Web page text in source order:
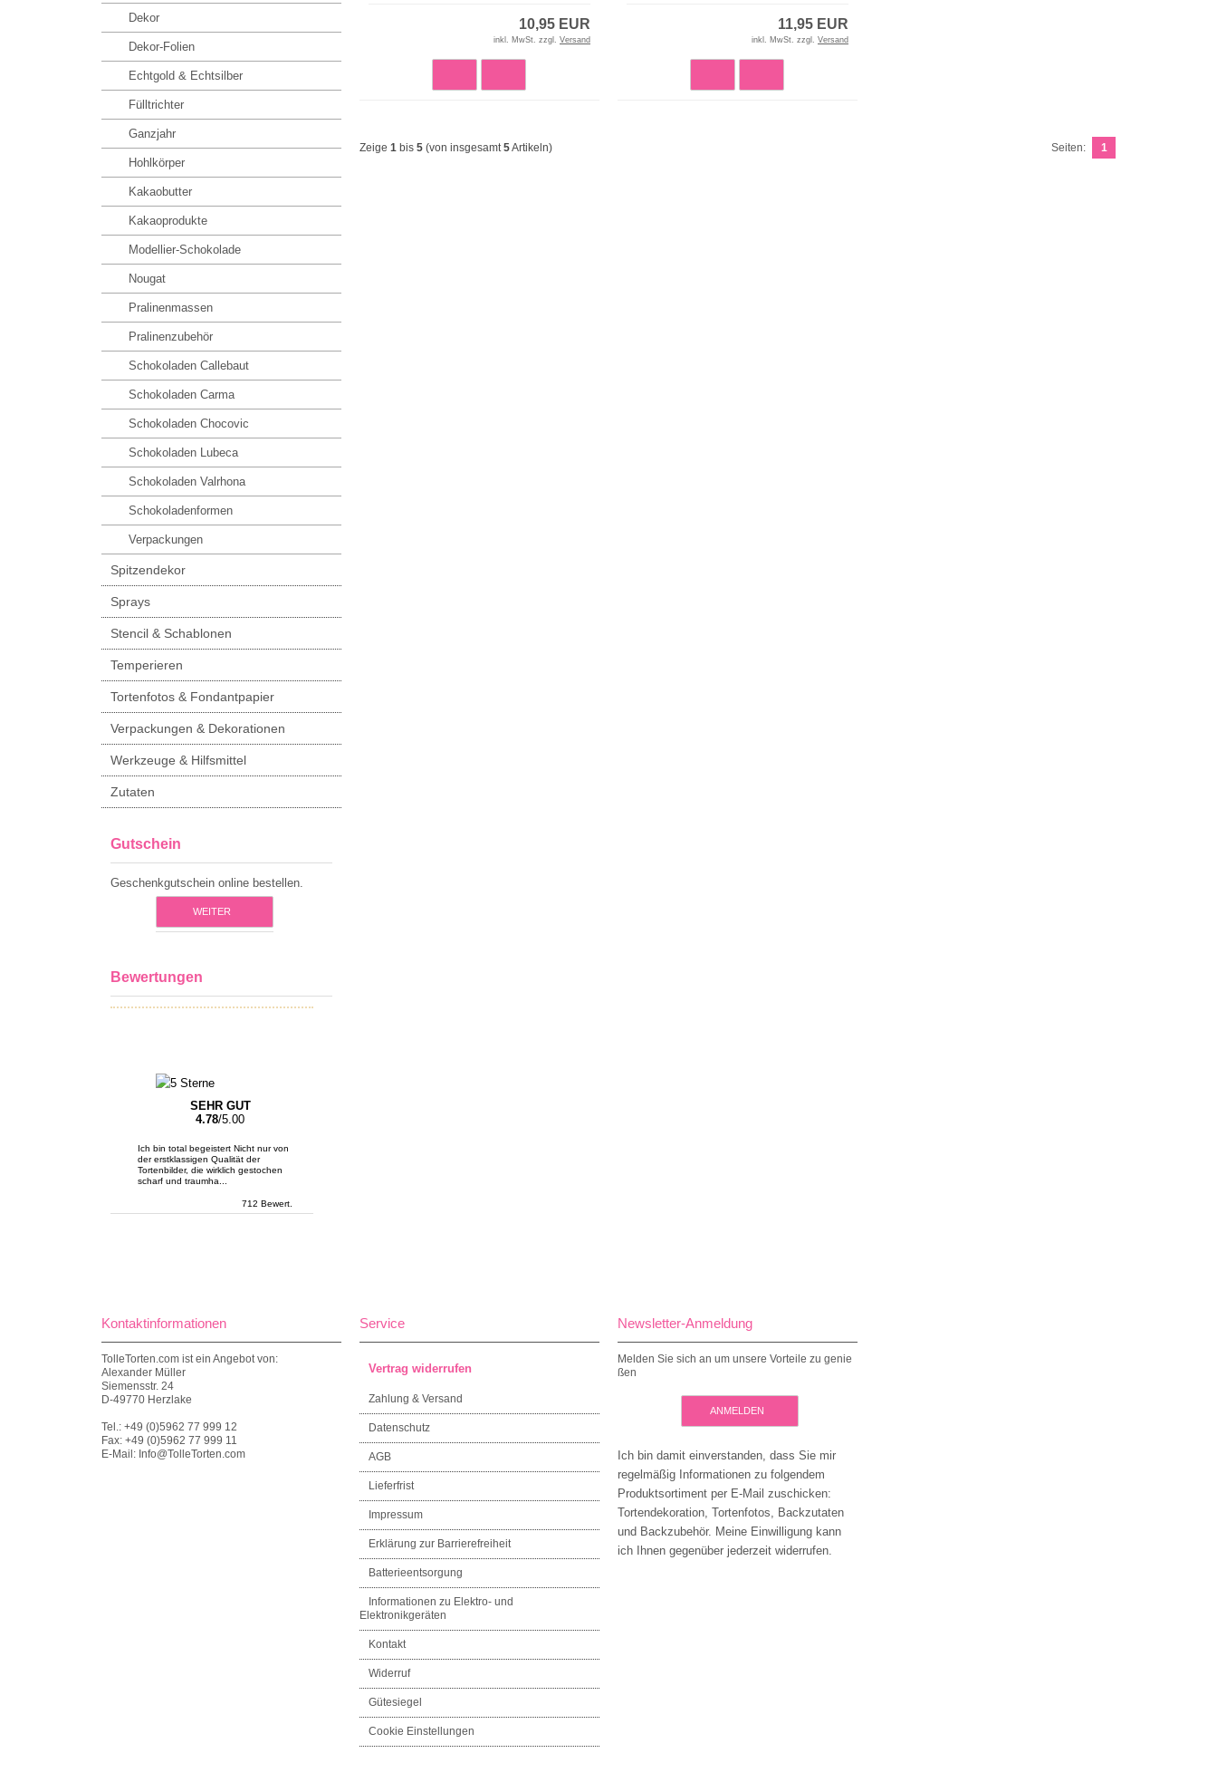
10,95 EUR
inkl. MwSt. zzgl. Versand
11,95 EUR
inkl. MwSt. zzgl. Versand
Zeige 1 bis 5 (von insgesamt5Artikeln) Seiten: 1
Dekor
Dekor-Folien
Echtgold & Echtsilber
Fülltrichter
Ganzjahr
Hohlkörper
Kakaobutter
Kakaoprodukte
Modellier-Schokolade
Nougat
Pralinenmassen
Pralinenzubehör
Schokoladen Callebaut
Schokoladen Carma
Schokoladen Chocovic
Schokoladen Lubeca
Schokoladen Valrhona
Schokoladenformen
Verpackungen
Spitzendekor
Sprays
Stencil & Schablonen
Temperieren
Tortenfotos & Fondantpapier
Verpackungen & Dekorationen
Werkzeuge & Hilfsmittel
Zutaten
Gutschein
Geschenkgutschein online bestellen.
WEITER
Bewertungen
SEHR GUT
4.78/5.00
Ich bin total begeistert Nicht nur von
der erstklassigen Qualität der
Tortenbilder, die wirklich gestochen
scharf und traumha...
712 Bewert.
Kontaktinformationen
TolleTorten.com ist ein Angebot von:
Alexander Müller
Siemensstr. 24
D-49770 Herzlake
Tel.: +49 (0)5962 77 999 12
Fax: +49 (0)5962 77 999 11
E-Mail: Info@TolleTorten.com
Service
Vertrag widerrufen
Zahlung & Versand
Datenschutz
AGB
Lieferfrist
Impressum
Erklärung zur Barrierefreiheit
Batterieentsorgung
Informationen zu Elektro- und
Elektronikgeräten
Kontakt
Widerruf
Gütesiegel
Cookie Einstellungen
Newsletter-Anmeldung
Melden Sie sich an um unsere Vorteile zu genie
ßen
ANMELDEN
Ich bin damit einverstanden, dass Sie mir
regelmäßig Informationen zu folgendem
Produktsortiment per E-Mail zuschicken:
Tortendekoration, Tortenfotos, Backzutaten
und Backzubehör. Meine Einwilligung kann
ich Ihnen gegenüber jederzeit widerrufen.